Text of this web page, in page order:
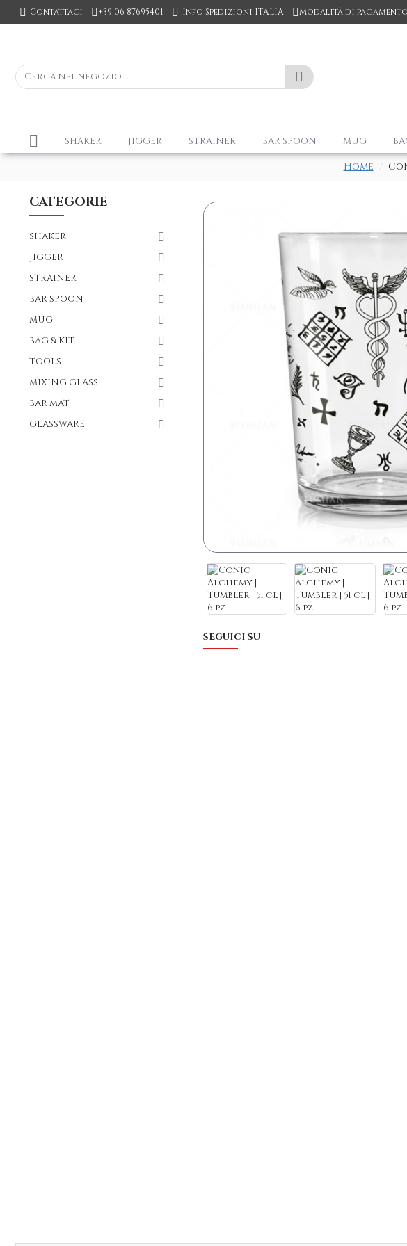
Contattaci +39 06 87695401 Info Spedizioni ITALIA Modalità di pagamento
SHAKER JIGGER STRAINER BAR SPOON MUG
Home
CATEGORIE
SHAKER
JIGGER
STRAINER
BAR SPOON
MUG
BAG & KIT
TOOLS
MIXING GLASS
BAR MAT
GLASSWARE
SEGUICI SU